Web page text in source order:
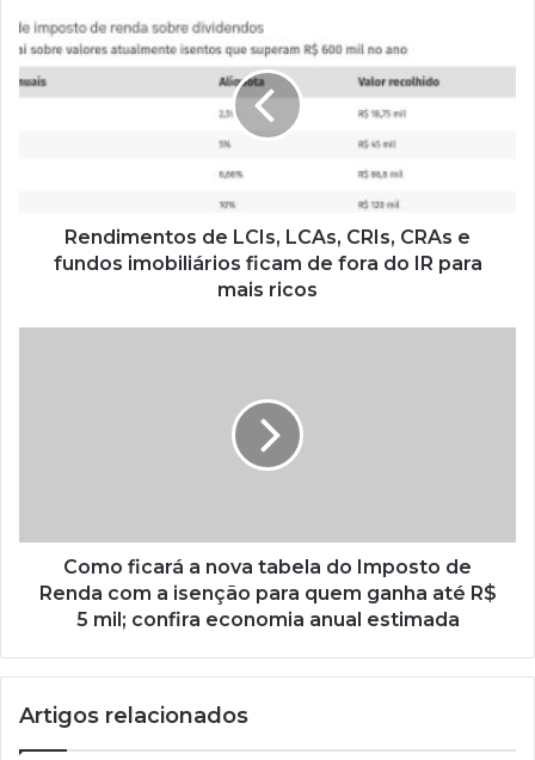
Rendimentos de LCIs, LCAs, CRIs, CRAs e
fundos imobiliários ficam de fora do IR para
mais ricos
Como ficará a nova tabela do Imposto de
Renda com a isenção para quem ganha até R$
5 mil; confira economia anual estimada
Artigos relacionados